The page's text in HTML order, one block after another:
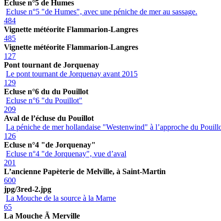
Ecluse n°5 de Humes
Ecluse n°5 "de Humes", avec une péniche de mer au sassage.
484
Vignette météorite Flammarion-Langres
485
Vignette météorite Flammarion-Langres
127
Pont tournant de Jorquenay
Le pont tournant de Jorquenay avant 2015
129
Ecluse n°6 du du Pouillot
Ecluse n°6 "du Pouillot"
209
Aval de l’écluse du Pouillot
La péniche de mer hollandaise "Westenwind" à l’approche du
126
Ecluse n°4 "de Jorquenay"
Ecluse n°4 "de Jorquenay", vue d’aval
201
L’ancienne Papèterie de Melville, à Saint-Martin
600
jpg/3red-2.jpg
La Mouche de la source à la Marne
65
La Mouche Ã Merville